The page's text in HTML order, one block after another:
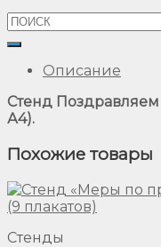
Описание
Стенд Поздравляем
А4).
Похожие товары
Стенды